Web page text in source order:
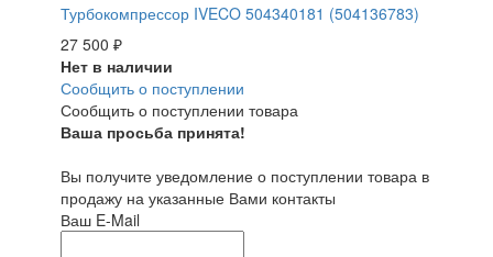
Турбокомпрессор IVECO 504340181 (504136783)
27 500 ₽
Нет в наличии
Сообщить о поступлении
Сообщить о поступлении товара
Ваша просьба принята!
Вы получите уведомление о поступлении товара в
продажу на указанные Вами контакты
Ваш E-Mail